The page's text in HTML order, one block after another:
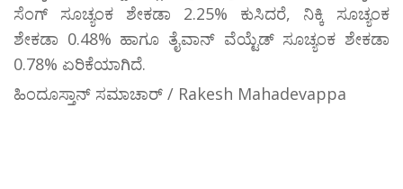
ಸೆಂಗ್ ಸೂಚ್ಯಂಕ ಶೇಕಡಾ 2.25% ಕುಸಿದರೆ, ನಿಕ್ಕಿ ಸೂಚ್ಯಂಕ
ಶೇಕಡಾ 0.48% ಹಾಗೂ ತೈವಾನ್ ವೆಯ್ಟೆಡ್ ಸೂಚ್ಯಂಕ ಶೇಕಡಾ
0.78% ಏರಿಕೆಯಾಗಿದೆ.
ಹಿಂದೂಸ್ತಾನ್ ಸಮಾಚಾರ್ / Rakesh Mahadevappa